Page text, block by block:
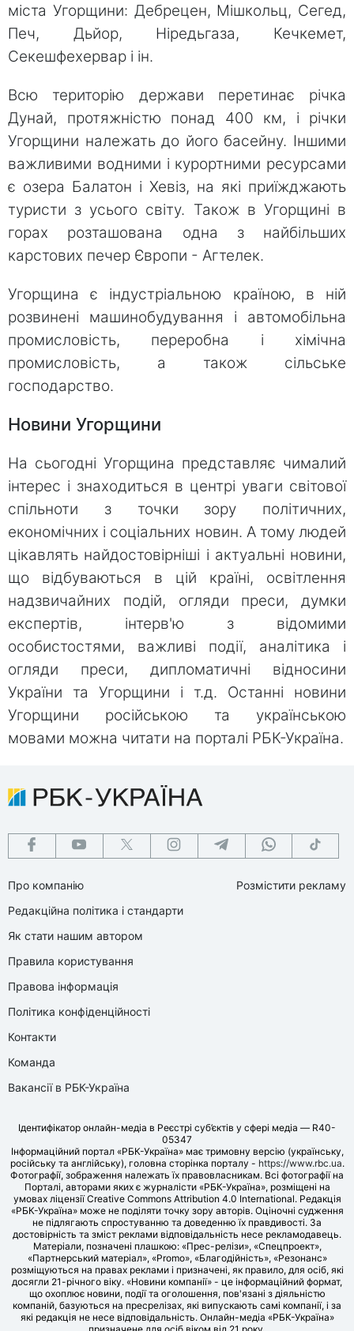
міста Угорщини: Дебрецен, Мішкольц, Сегед,
Печ, Дьйор, Ніредьгаза, Кечкемет,
Секешфехервар і ін.
Всю територію держави перетинає річка
Дунай, протяжністю понад 400 км, і річки
Угорщини належать до його басейну. Іншими
важливими водними і курортними ресурсами
є озера Балатон і Хевіз, на які приїжджають
туристи з усього світу. Також в Угорщині в
горах розташована одна з найбільших
карстових печер Європи - Агтелек.
Угорщина є індустріальною країною, в ній
розвинені машинобудування і автомобільна
промисловість, переробна і хімічна
промисловість, а також сільське
господарство.
Новини Угорщини
На сьогодні Угорщина представляє чималий
інтерес і знаходиться в центрі уваги світової
спільноти з точки зору політичних,
економічних і соціальних новин. А тому людей
цікавлять найдостовірніші і актуальні новини,
що відбуваються в цій країні, освітлення
надзвичайних подій, огляди преси, думки
експертів, інтерв'ю з відомими
особистостями, важливі події, аналітика і
огляди преси, дипломатичні відносини
України та Угорщини і т.д. Останні новини
Угорщини російською та українською
мовами можна читати на порталі РБК-Україна.
Про компанію
Редакційна політика і стандарти
Як стати нашим автором
Правила користування
Правова інформація
Політика конфіденційності
Контакти
Команда
Вакансії в РБК-Україна
Розмістити рекламу
Ідентифікатор онлайн-медіа в Реєстрі суб’єктів у сфері медіа — R40-
05347
Інформаційний портал «РБК-Україна» має тримовну версію (українську,
російську та англійську), головна сторінка порталу - https://www.rbc.ua.
Фотографії, зображення належать їх правовласникам. Всі фотографії на
Порталі, авторами яких є журналісти «РБК-Україна», розміщені на
умовах ліцензії Creative Commons Attribution 4.0 International. Редакція
«РБК-Україна» може не поділяти точку зору авторів. Оціночні судження
не підлягають спростуванню та доведенню їх правдивості. За
достовірність та зміст реклами відповідальність несе рекламодавець.
Матеріали, позначені плашкою: «Прес-релізи», «Спецпроект»,
«Партнерський матеріал», «Promo», «Благодійність», «Резонанс»
розміщуються на правах реклами і призначені, як правило, для осіб, які
досягли 21-річного віку. «Новини компанії» - це інформаційний формат,
що охоплює новини, події та оголошення, пов'язані з діяльністю
компаній, базуються на пресрелізах, які випускають самі компанії, і за
які редакція не несе відповідальність. Онлайн-медіа «РБК-Україна»